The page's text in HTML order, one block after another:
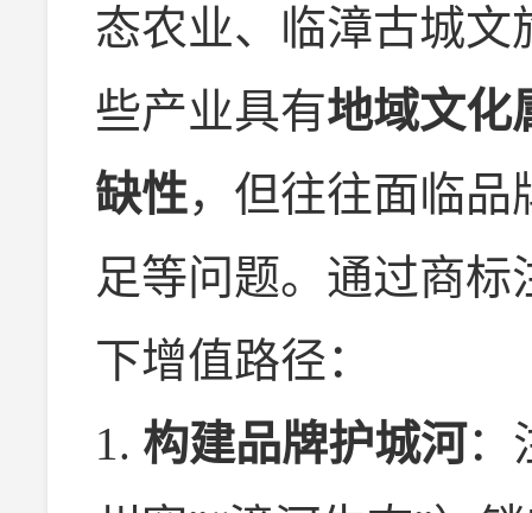
态农业、临漳古城文
些产业具有地域文化
缺性，但往往面临
足等问题。通过商
下增值路径：
1. 构建品牌护城河：